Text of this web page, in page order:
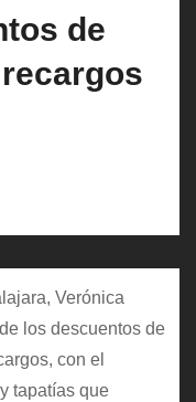
de
Verónica
los descuentos de
con el
tapatías que